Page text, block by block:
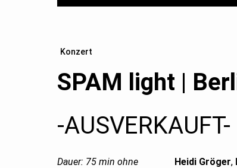
Konzert
SPAM light |
-AUSVERKAUFT-
Dauer: 75 min ohne
Heidi Gröger,